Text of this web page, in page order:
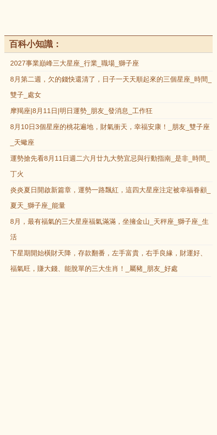
百科小知識：
2027事業巔峰三大星座_行業_職場_獅子座
8月第二週，欠的錢快還清了，日子一天天順起來的三個星座_時間_
雙子_處女
摩羯座|8月11日|明日運勢_朋友_發消息_工作狂
8月10日3個星座的桃花遍地，財氣衝天，幸福安康！_朋友_雙子座
_天蠍座
運勢搶先看8月11日週二六月廿九大勢宜忌與行動指南_是非_時間_
丁火
炎炎夏日開啟新篇章，運勢一路飄紅，這四大星座注定被幸福眷顧_
夏天_獅子座_能量
8月，最有福氣的三大星座福氣滿滿，坐擁金山_天秤座_獅子座_生
活
下星期開始橫財天降，存款翻番，左手富貴，右手良緣，財運好、
福氣旺，賺大錢、能脫單的三大生肖！_屬豬_朋友_好處